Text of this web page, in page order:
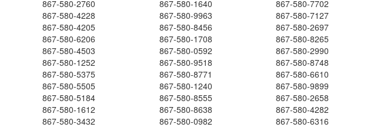
867-580-2760 867-580-1640
867-580-7702
867-580-4228 867-580-9963
867-580-7127
867-580-4205 867-580-8456
867-580-2697
867-580-6206 867-580-1708
867-580-8265
867-580-4503 867-580-0592
867-580-2990
867-580-1252 867-580-9518
867-580-8748
867-580-5375 867-580-8771
867-580-6610
867-580-5505 867-580-1240
867-580-9899
867-580-5184 867-580-8555
867-580-2658
867-580-1612 867-580-8638
867-580-4282
867-580-3432 867-580-0982
867-580-6316